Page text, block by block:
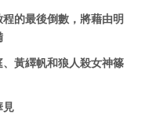
的最後倒數，將藉由明
黃繹帆和狼人殺女神篠
見